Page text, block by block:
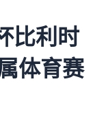
比利时
体育赛